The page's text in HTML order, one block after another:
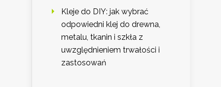
Kleje do DIY: jak wybrać
odpowiedni klej do drewna,
metalu, tkanin i szkła z
uwzględnieniem trwałości i
zastosowań